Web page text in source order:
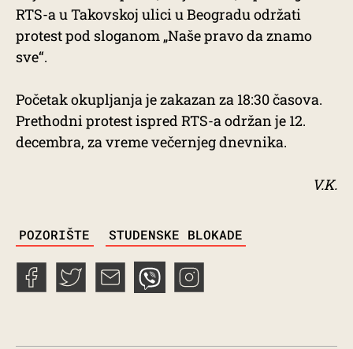
RTS-a u Takovskoj ulici u Beogradu održati
protest pod sloganom „Naše pravo da znamo
sve“.
Početak okupljanja je zakazan za 18:30 časova.
Prethodni protest ispred RTS-a održan je 12.
decembra, za vreme večernjeg dnevnika.
V.K.
POZORIŠTE STUDENSKE BLOKADE